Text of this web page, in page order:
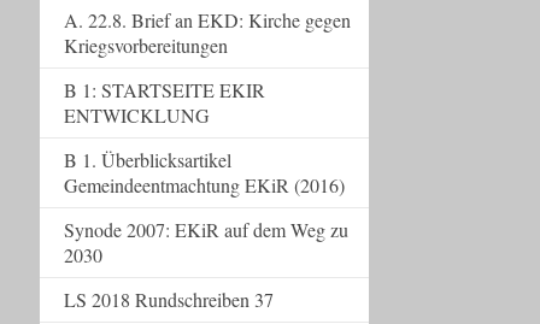
A. 22.8. Brief an EKD: Kirche gegen
Kriegsvorbereitungen
B 1: STARTSEITE EKIR
ENTWICKLUNG
B 1. Überblicksartikel
Gemeindeentmachtung EKiR (2016)
Synode 2007: EKiR auf dem Weg zu
2030
LS 2018 Rundschreiben 37